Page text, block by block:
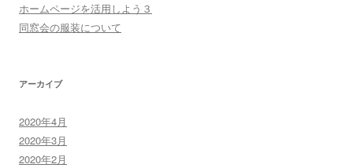
ホームページを活用しよう３
同窓会の服装について
アーカイブ
2020年4月
2020年3月
2020年2月